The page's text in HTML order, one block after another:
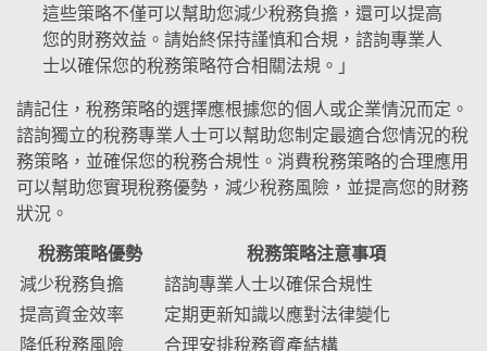
這些策略不僅可以幫助您減少稅務負擔，還可以提高
您的財務效益。請始終保持謹慎和合規，諮詢專業人
士以確保您的稅務策略符合相關法規。」
請記住，稅務策略的選擇應根據您的個人或企業情況而定。
諮詢獨立的稅務專業人士可以幫助您制定最適合您情況的稅
務策略，並確保您的稅務合規性。消費稅務策略的合理應用
可以幫助您實現稅務優勢，減少稅務風險，並提高您的財務
狀況。
稅務策略優勢
稅務策略注意事項
減少稅務負擔
諮詢專業人士以確保合規性
提高資金效率
定期更新知識以應對法律變化
降低稅務風險
合理安排稅務資產結構